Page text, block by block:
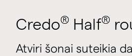
Credo® Half®
Atviri šonai suteikia